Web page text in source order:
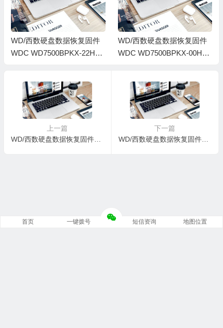
WD/西数硬盘数据恢复固件
WDC WD7500BPKX-22HPJ
WD/西数硬盘数据恢复固件
WDC WD7500BPKX-00HPJ
上一篇
WD/西数硬盘数据恢复固件WDC WD7500BPKT-00PK4T0-01-01A01-WD-WX31A82A7326-00090031-1085
下一篇
WD/西数硬盘数据恢复固件WDC WD7500BPKT-00PK4T0-01-01A01-WX11A4325878-00090031-1085
首页 一键拨号 短信资询 地图位置